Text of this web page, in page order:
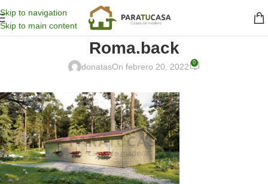
Skip to navigation
Skip to main content
Roma.back
donatasOn febrero 20, 2022 0